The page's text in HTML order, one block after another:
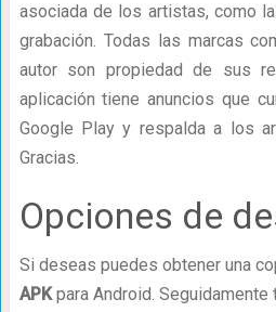
asociada de los artistas, como
grabación. Todas las marcas
autor son propiedad de sus
aplicación tiene anuncios que
Google Play y respalda a los
Gracias.
Opciones de
Si deseas puedes obtener una
APKpara Android. Seguidamente